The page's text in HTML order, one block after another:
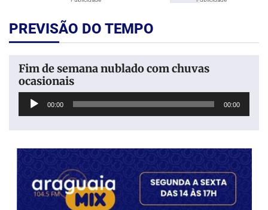
PREVISÃO DO TEMPO
Fim de semana nublado com chuvas
ocasionais
Tocador
00:00 00:00